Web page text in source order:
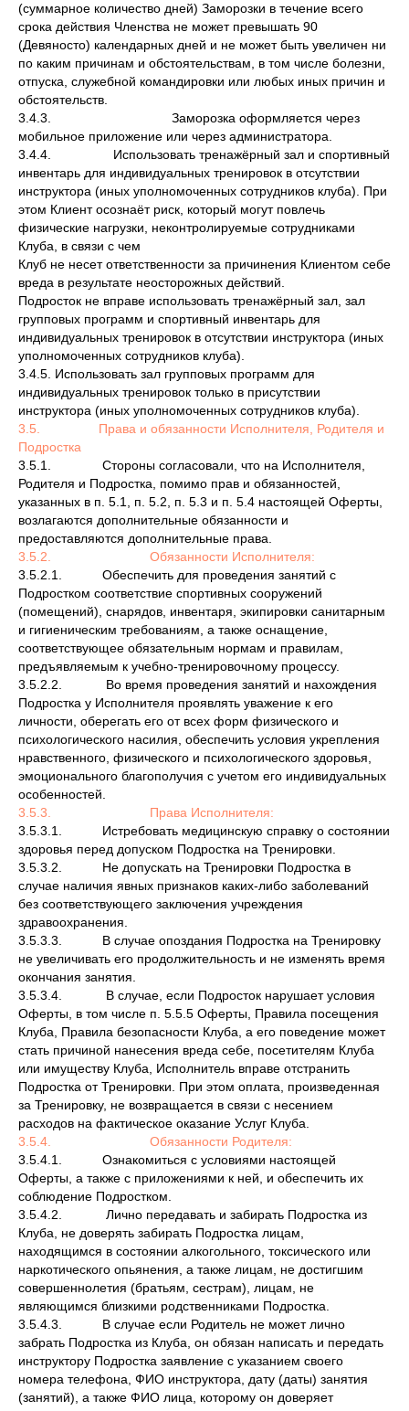
(суммарное количество дней) Заморозки в течение всего
срока действия Членства не может превышать 90
(Девяносто) календарных дней и не может быть увеличен ни
по каким причинам и обстоятельствам, в том числе болезни,
отпуска, служебной командировки или любых иных причин и
обстоятельств.
3.4.3. Заморозка оформляется через
мобильное приложение или через администратора.
3.4.4. Использовать тренажёрный зал и спортивный
инвентарь для индивидуальных тренировок в отсутствии
инструктора (иных уполномоченных сотрудников клуба). При
этом Клиент осознаёт риск, который могут повлечь
физические нагрузки, неконтролируемые сотрудниками
Клуба, в связи с чем
Клуб не несет ответственности за причинения Клиентом себе
вреда в результате неосторожных действий.
Подросток не вправе использовать тренажёрный зал, зал
групповых программ и спортивный инвентарь для
индивидуальных тренировок в отсутствии инструктора (иных
уполномоченных сотрудников клуба).
3.4.5. Использовать зал групповых программ для
индивидуальных тренировок только в присутствии
инструктора (иных уполномоченных сотрудников клуба).
3.5. Права и обязанности Исполнителя, Родителя и
Подростка
3.5.1. Стороны согласовали, что на Исполнителя,
Родителя и Подростка, помимо прав и обязанностей,
указанных в п. 5.1, п. 5.2, п. 5.3 и п. 5.4 настоящей Оферты,
возлагаются дополнительные обязанности и
предоставляются дополнительные права.
3.5.2. Обязанности Исполнителя:
3.5.2.1. Обеспечить для проведения занятий с
Подростком соответствие спортивных сооружений
(помещений), снарядов, инвентаря, экипировки санитарным
и гигиеническим требованиям, а также оснащение,
соответствующее обязательным нормам и правилам,
предъявляемым к учебно-тренировочному процессу.
3.5.2.2. Во время проведения занятий и нахождения
Подростка у Исполнителя проявлять уважение к его
личности, оберегать его от всех форм физического и
психологического насилия, обеспечить условия укрепления
нравственного, физического и психологического здоровья,
эмоционального благополучия с учетом его индивидуальных
особенностей.
3.5.3. Права Исполнителя:
3.5.3.1. Истребовать медицинскую справку о состоянии
здоровья перед допуском Подростка на Тренировки.
3.5.3.2. Не допускать на Тренировки Подростка в
случае наличия явных признаков каких-либо заболеваний
без соответствующего заключения учреждения
здравоохранения.
3.5.3.3. В случае опоздания Подростка на Тренировку
не увеличивать его продолжительность и не изменять время
окончания занятия.
3.5.3.4. В случае, если Подросток нарушает условия
Оферты, в том числе п. 5.5.5 Оферты, Правила посещения
Клуба, Правила безопасности Клуба, а его поведение может
стать причиной нанесения вреда себе, посетителям Клуба
или имуществу Клуба, Исполнитель вправе отстранить
Подростка от Тренировки. При этом оплата, произведенная
за Тренировку, не возвращается в связи с несением
расходов на фактическое оказание Услуг Клуба.
3.5.4. Обязанности Родителя:
3.5.4.1. Ознакомиться с условиями настоящей
Оферты, а также с приложениями к ней, и обеспечить их
соблюдение Подростком.
3.5.4.2. Лично передавать и забирать Подростка из
Клуба, не доверять забирать Подростка лицам,
находящимся в состоянии алкогольного, токсического или
наркотического опьянения, а также лицам, не достигшим
совершеннолетия (братьям, сестрам), лицам, не
являющимся близкими родственниками Подростка.
3.5.4.3. В случае если Родитель не может лично
забрать Подростка из Клуба, он обязан написать и передать
инструктору Подростка заявление с указанием своего
номера телефона, ФИО инструктора, дату (даты) занятия
(занятий), а также ФИО лица, которому он доверяет